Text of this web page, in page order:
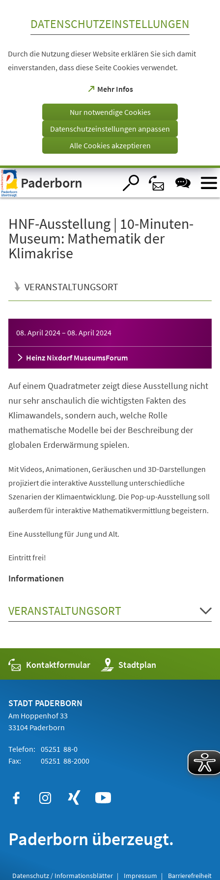
Visuelle
Assistenzsoftware
öffnen.
DATENSCHUTZEINSTELLUNGEN
Durch die Nutzung dieser Website erklären Sie sich damit
einverstanden, dass diese Seite Cookies verwendet.
Mehr Infos
(Öffnet
einem
Tab)
Nur notwendige Cookies
Datenschutzeinstellungen anpassen
Alle Cookies akzeptieren
Paderborn
HNF-Ausstellung | 10-Minuten-
Museum: Mathematik der
Klimakrise
VERANSTALTUNGSORT
08. April 2024– 08. April 2024
Heinz Nixdorf MuseumsForum
Auf einem Quadratmeter zeigt diese Ausstellung nicht
nur sehr anschaulich die wichtigsten Fakten des
Klimawandels, sondern auch, welche Rolle
mathematische Modelle bei der Beschreibung der
globalen Erderwärmung spielen.
Mit Videos, Animationen, Geräuschen und 3D-Darstellungen
projiziert die interaktive Ausstellung unterschiedliche
Szenarien der Klimaentwicklung. Die Pop-up-Ausstellung soll
außerdem für interaktive Mathematikvermittlung begeistern.
Eine Ausstellung für Jung und Alt.
Eintritt frei!
Informationen
VERANSTALTUNGSORT
Kontaktformular Stadtplan
(Öffnet
in
einem
STADT PADERBORN
Am Hoppenhof 33
33104 Paderborn
Telefon: 05251 88-0
Fax:
05251 88-2000
Paderborn überzeugt.
Datenschutz / Informationsblätter Impressum
Barrierefreiheit